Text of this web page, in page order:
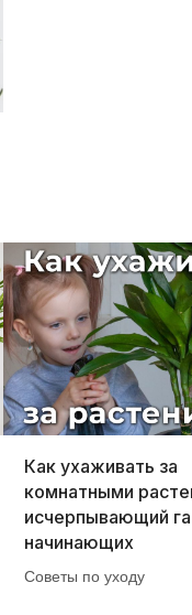
Как ухаживать за
комнатными
исчерпывающий
начинающих
Советы по уходу